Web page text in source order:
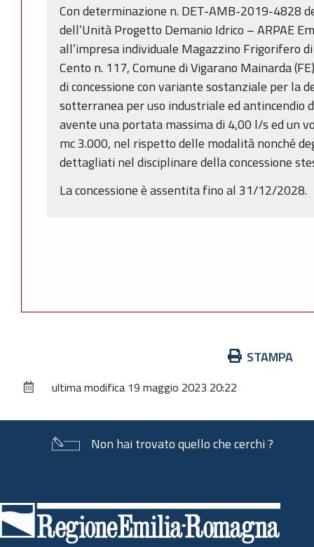
Con determinazione n. DET-AMB-2019-4828
dell’Unità Progetto Demanio Idrico – ARPAE
all’impresa individuale Magazzino Frigorifero
Cento n. 117, Comune di Vigarano Mainarda
di concessione con variante sostanziale per la
sotterranea per uso industriale ed antincendio
avente una portata massima di 4,00 l/s ed un
mc 3.000, nel rispetto delle modalità nonché
dettagliati nel disciplinare della concessione
La concessione è assentita fino al 31/12/2028.
documento
STAMPA
ultima modifica 19 maggio 2023 20:22
Non hai trovato quello che cerchi ?
di
pagina